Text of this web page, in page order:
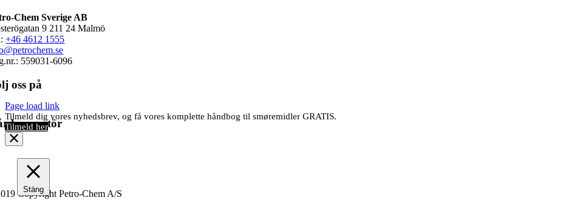
Chem Sverige AB
9 211 24 Malmö
+46 4612 1555
559031-6096
oss på
leverantör
Copyright Petro-Chem A/S
Page load link
Tilmeld dig vores nyhedsbrev, og få vores komplette håndbog til smøremidler GRATIS.
Tilmeld her
Stäng